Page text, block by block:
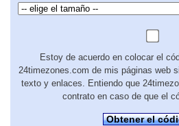
Estoy de acuerdo en colocar el
24timezones.com de mis páginas web
texto y enlaces. Entiendo que
contrato en caso de que el
Obtener el